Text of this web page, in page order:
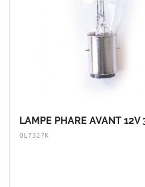
LAMPE PHARE AVANT
OL7327K